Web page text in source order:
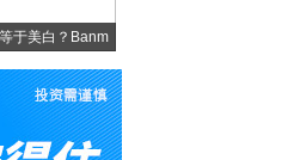
于美白？Banm